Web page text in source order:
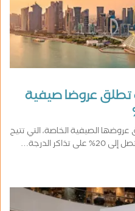
تطلق عروضا صيفية
الصيفية الخاصة، التي تتيح
الدرجة…